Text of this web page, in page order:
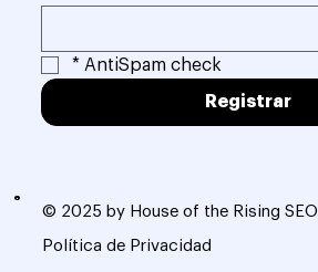
© 2025 by House of the Rising SEO
Política de Privacidad
* AntiSpam check
Registrar